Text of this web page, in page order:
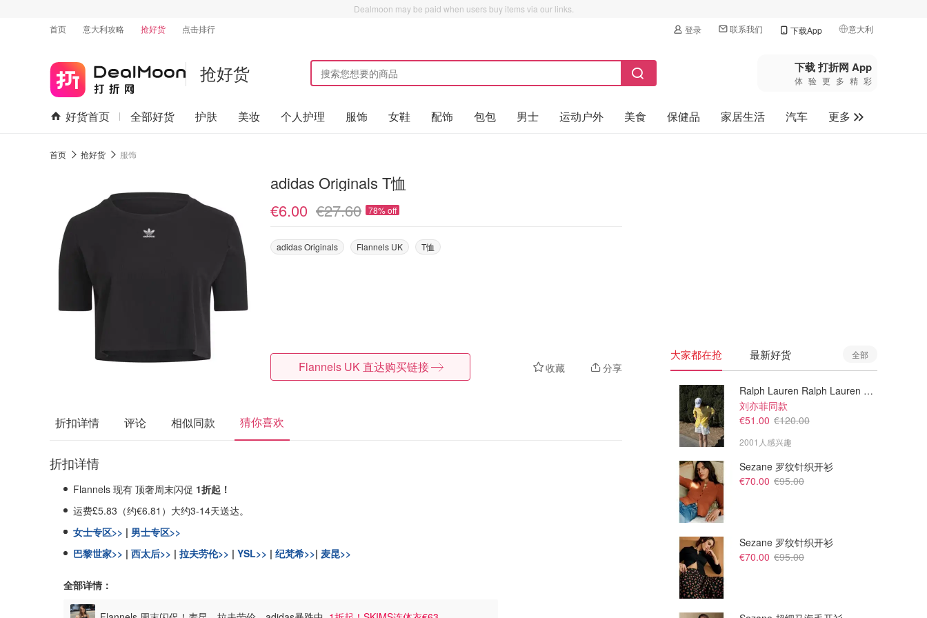
Dealmoon may be paid when users buy items via our links.
首页
意大利攻略 抢好货 点击排行 登录 联系我们 下载App 意大利
🇺🇸美国
🇨🇳中国
🇨🇦加拿大
抢好货 下载 打折网 App
体验更多精彩
好货首页 全部好货 护肤 美妆 个人护理 服饰 女鞋 配饰 包包 男士 运动户外 美食 保健品 家居生活 汽车
更多
首页 抢好货 服饰
adidas Originals T恤
€6.00 €27.60 78% off
adidas Originals Flannels UK T恤
收藏 分享
Flannels UK 直达购买链接
折扣详情 评论 相似同款 猜你喜欢
折扣详情
Flannels 现有 顶奢周末闪促 1折起！
运费£5.83（约€6.81）大约3-14天送达。
女士专区>> | 男士专区>>
巴黎世家>> | 西太后>> | 拉夫劳伦>> | YSL>> | 纪梵希>>| 麦昆>>
全部详情：
大家都在抢 最新好货 全部
Ralph Lauren Ralph Lauren 男童亚麻衬衫
刘亦菲同款
€51.00 €120.00
2001人感兴趣
Sezane 罗纹针织开衫
€70.00 €95.00
Sezane 罗纹针织开衫
€70.00 €95.00